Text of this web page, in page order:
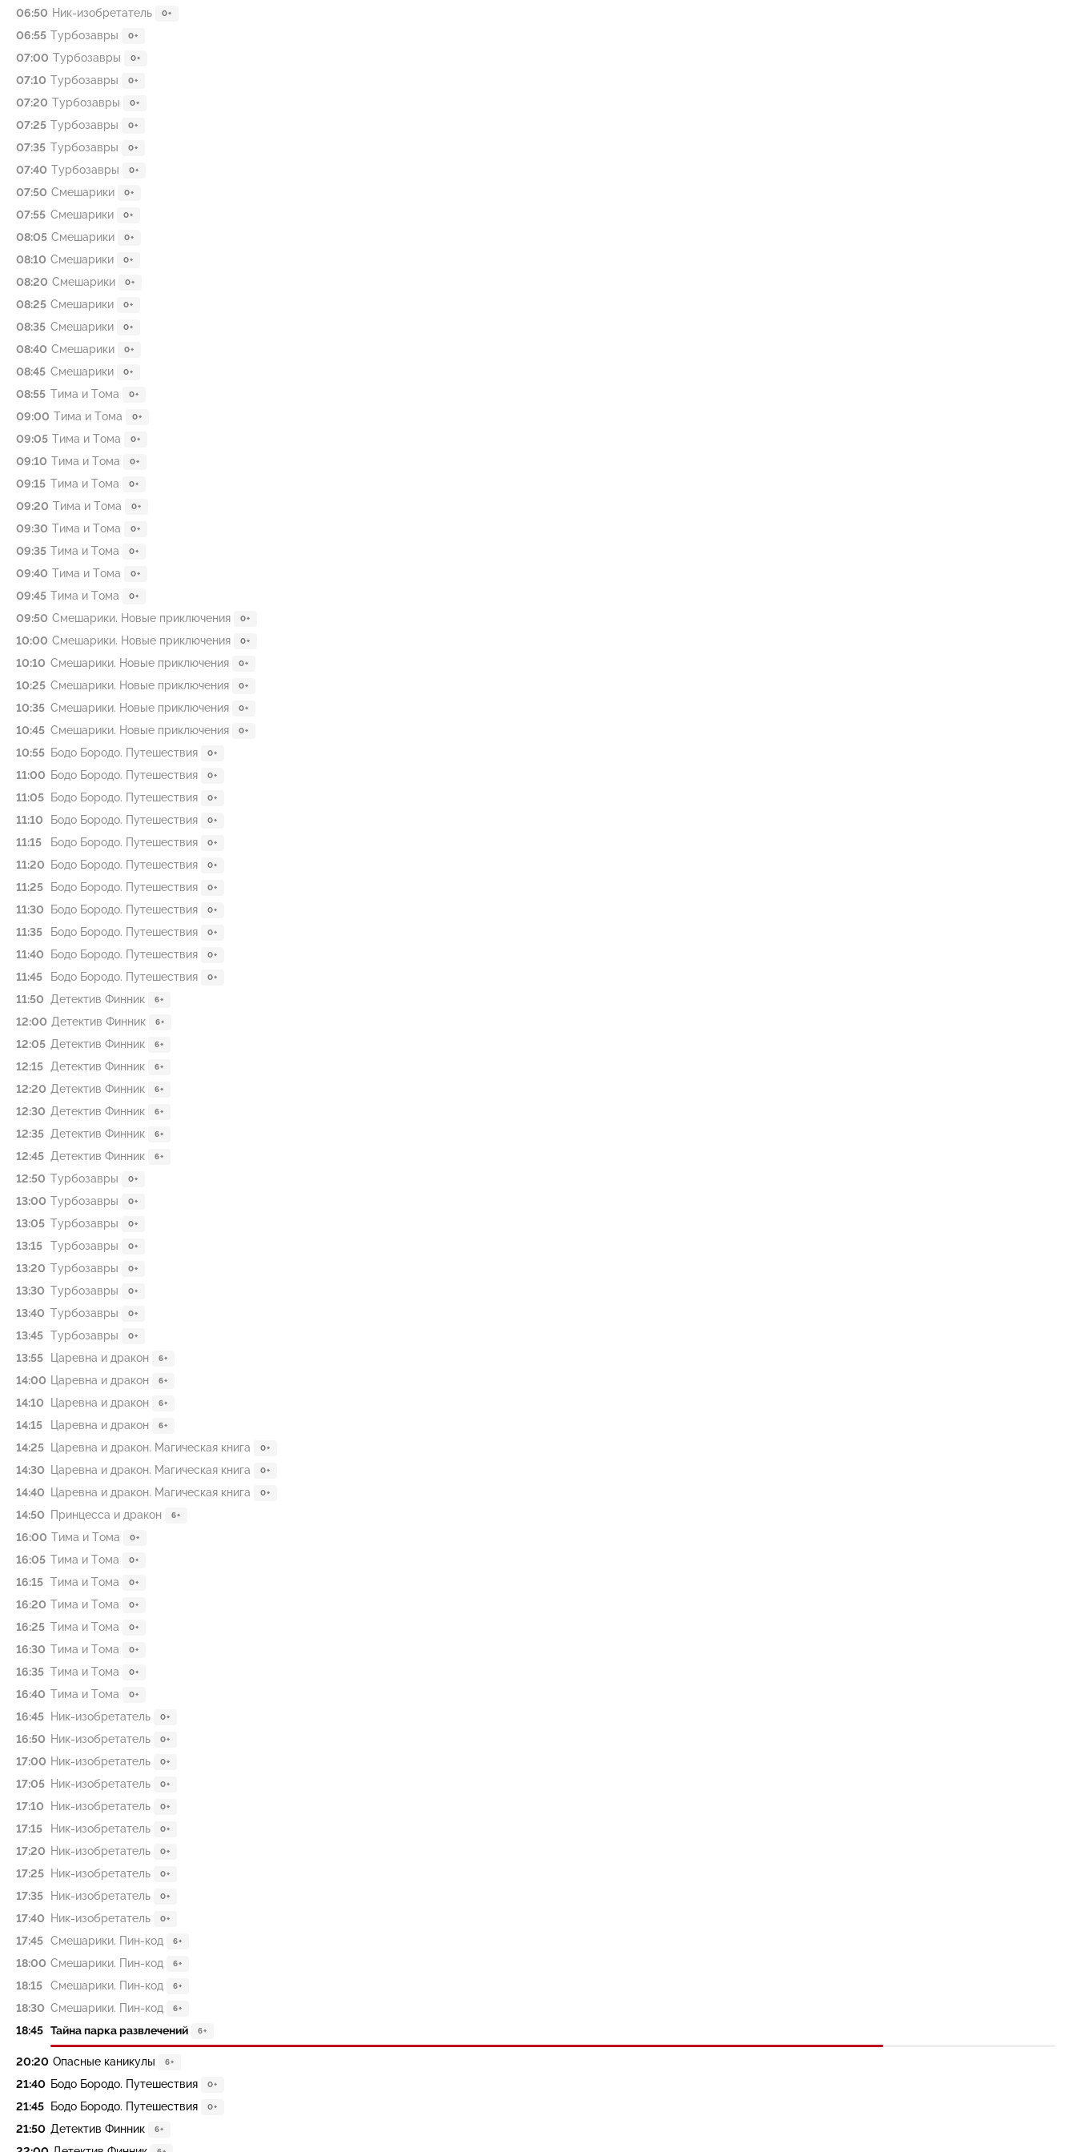
06:50 Ник-изобретатель 0+
06:55 Туpбозавры 0+
07:00 Туpбозавры 0+
07:10 Туpбозавры 0+
07:20 Туpбозавры 0+
07:25 Турбoзавры 0+
07:35 Турбoзавры 0+
07:40 Турбoзавры 0+
07:50 Смешарики 0+
07:55 Смешарики 0+
08:05 Смешарики 0+
08:10 Смешарики 0+
08:20 Смешарики 0+
08:25 Смешарики 0+
08:35 Смешарики 0+
08:40 Смешарики 0+
08:45 Смешарики 0+
08:55 Тима и Тома 0+
09:00 Тима и Тома 0+
09:05 Тима и Тома 0+
09:10 Тима и Тома 0+
09:15 Тима и Тома 0+
09:20 Тима и Тома 0+
09:30 Тима и Тома 0+
09:35 Тима и Тома 0+
09:40 Тима и Тома 0+
09:45 Тима и Тома 0+
09:50 Смешарики. Новые приключения 0+
10:00 Смешарики. Новые приключения 0+
10:10 Смешарики. Новые приключения 0+
10:25 Смешарики. Новые приключения 0+
10:35 Смешарики. Новые приключения 0+
10:45 Смешарики. Новые приключения 0+
10:55 Бодо Бородо. Путешествия 0+
11:00 Бодо Бородо. Путешествия 0+
11:05 Бодо Бородо. Путешествия 0+
11:10 Бодо Бородо. Путешествия 0+
11:15 Бодо Бородо. Путешествия 0+
11:20 Бодо Бородо. Путешествия 0+
11:25 Бодо Бородо. Путешествия 0+
11:30 Бодо Бородо. Путешествия 0+
11:35 Бодо Бородо. Путешествия 0+
11:40 Бодо Бородо. Путешествия 0+
11:45 Бодо Бородо. Путешествия 0+
11:50 Детектив Финник 6+
12:00 Детектив Финник 6+
12:05 Детектив Финник 6+
12:15 Детектив Финник 6+
12:20 Детектив Финник 6+
12:30 Детектив Финник 6+
12:35 Детектив Финник 6+
12:45 Детектив Финник 6+
12:50 Туpбозавры 0+
13:00 Туpбозавры 0+
13:05 Туpбозавры 0+
13:15 Туpбозавры 0+
13:20 Турбoзавры 0+
13:30 Турбoзавры 0+
13:40 Турбoзавры 0+
13:45 Турбoзавры 0+
13:55 Царевна и дракон 6+
14:00 Царевна и дракон 6+
14:10 Царевна и дракон 6+
14:15 Царевна и дракон 6+
14:25 Царевна и дракон. Магическая книга 0+
14:30 Царевна и дракон. Магическая книга 0+
14:40 Царевна и дракон. Магическая книга 0+
14:50 Принцесса и дракон 6+
16:00 Тима и Тома 0+
16:05 Тима и Тома 0+
16:15 Тима и Тома 0+
16:20 Тима и Тома 0+
16:25 Тима и Тома 0+
16:30 Тима и Тома 0+
16:35 Тима и Тома 0+
16:40 Тима и Тома 0+
16:45 Ник-изобретатель 0+
16:50 Ник-изобретатель 0+
17:00 Ник-изобретатель 0+
17:05 Ник-изобретатель 0+
17:10 Ник-изобретатель 0+
17:15 Ник-изобретатель 0+
17:20 Ник-изобретатель 0+
17:25 Ник-изобретатель 0+
17:35 Ник-изобретатель 0+
17:40 Ник-изобретатель 0+
17:45 Смешарики. Пин-код 6+
18:00 Смешарики. Пин-код 6+
18:15 Смешарики. Пин-код 6+
18:30 Смешарики. Пин-код 6+
18:45 Тайна парка развлечений 6+
20:20 Опасные каникулы 6+
21:40 Бодо Бородо. Путешествия 0+
21:45 Бодо Бородо. Путешествия 0+
21:50 Детектив Финник 6+